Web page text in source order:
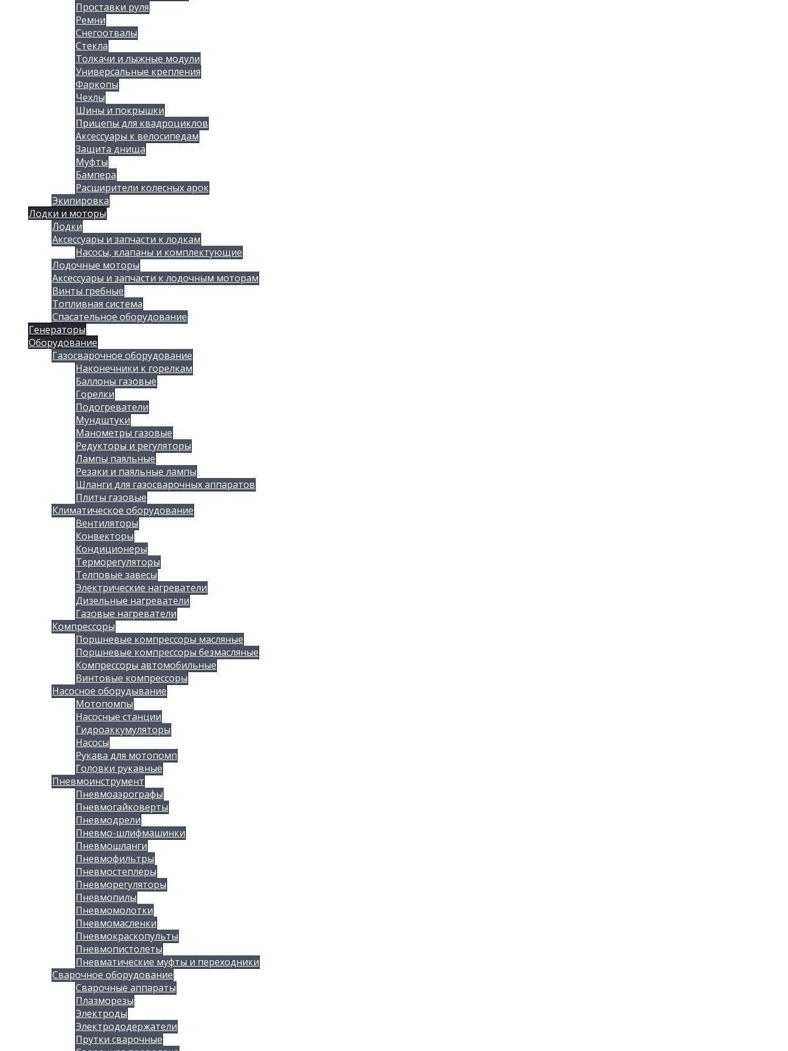
Проставки руля
Ремни
Снегоотвалы
Стекла
Толкачи и лыжные модули
Универсальные крепления
Фаркопы
Чехлы
Шины и покрышки
Прицепы для квадроциклов
Аксессуары к велосипедам
Защита днища
Муфты
Бампера
Расширители колесных арок
Экипировка
Лодки и моторы
Лодки
Аксессуары и запчасти к лодкам
Насосы, клапаны и комплектующие
Лодочные моторы
Аксессуары и запчасти к лодочным моторам
Винты гребные
Топливная система
Спасательное оборудование
Генераторы
Оборудование
Газосварочное оборудование
Наконечники к горелкам
Баллоны газовые
Горелки
Подогреватели
Мундштуки
Манометры газовые
Редукторы и регуляторы
Лампы паяльные
Резаки и паяльные лампы
Шланги для газосварочных аппаратов
Плиты газовые
Климатическое оборудование
Вентиляторы
Конвекторы
Кондиционеры
Терморегуляторы
Телповые завесы
Электрические нагреватели
Дизельные нагреватели
Газовые нагреватели
Компрессоры
Поршневые компрессоры масляные
Поршневые компрессоры безмасляные
Компрессоры автомобильные
Винтовые компрессоры
Насосное оборудывание
Мотопомпы
Насосные станции
Гидроаккумуляторы
Насосы
Рукава для мотопомп
Головки рукавные
Пневмоинструмент
Пневмоаэрографы
Пневмогайковерты
Пневмодрели
Пневмо-шлифмашинки
Пневмошланги
Пневмофильтры
Пневмостеплеры
Пневморегуляторы
Пневмопилы
Пневмомолотки
Пневмомасленки
Пневмокраскопульты
Пневмопистолеты
Пневматические муфты и переходники
Сварочное оборудование
Сварочные аппараты
Плазморезы
Электроды
Электрододержатели
Прутки сварочные